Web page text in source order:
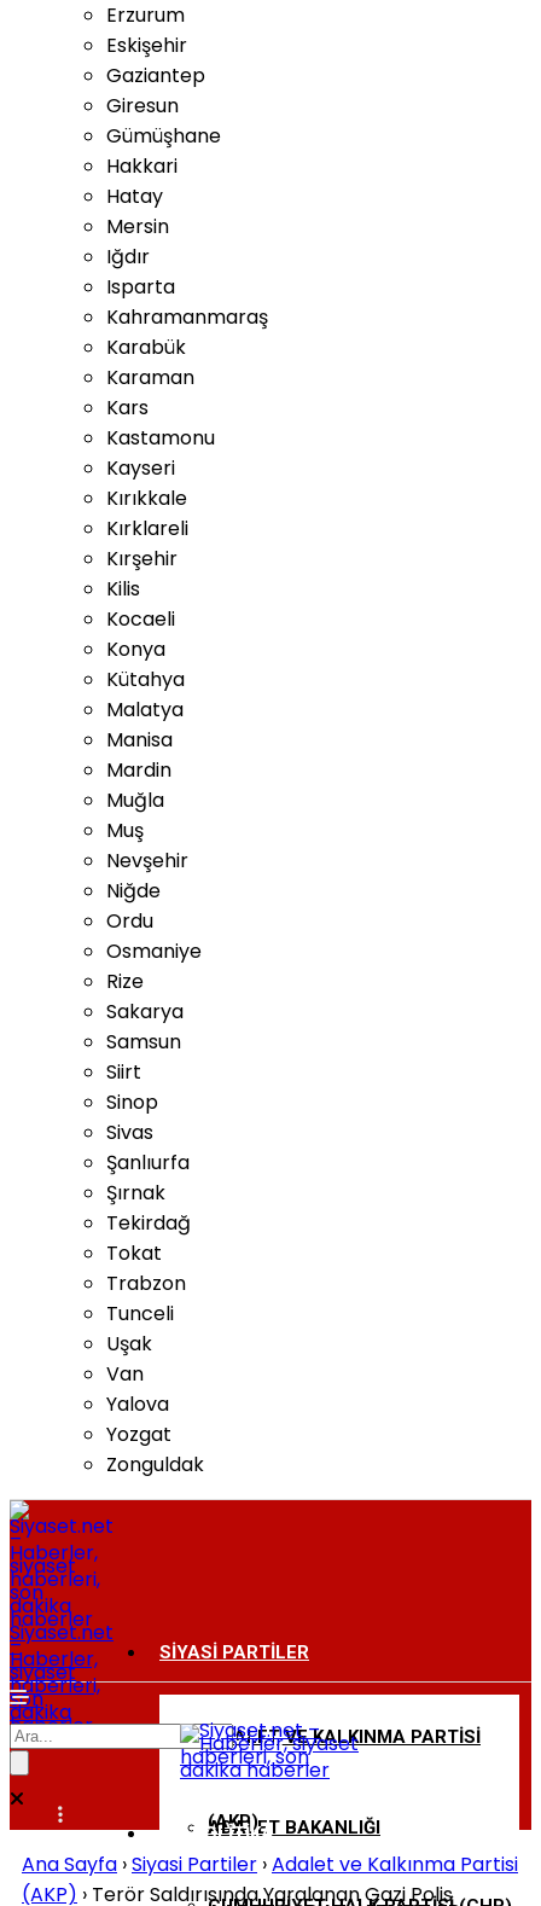
Erzurum
Eskişehir
Gaziantep
Giresun
Gümüşhane
Hakkari
Hatay
Mersin
Iğdır
Isparta
Kahramanmaraş
Karabük
Karaman
Kars
Kastamonu
Kayseri
Kırıkkale
Kırklareli
Kırşehir
Kilis
Kocaeli
Konya
Kütahya
Malatya
Manisa
Mardin
Muğla
Muş
Nevşehir
Niğde
Ordu
Osmaniye
Rize
Sakarya
Samsun
Siirt
Sinop
Sivas
Şanlıurfa
Şırnak
Tekirdağ
Tokat
Trabzon
Tunceli
Uşak
Van
Yalova
Yozgat
Zonguldak
Siyaset.net
–
Haberler,
siyaset
haberleri,
son
dakika
haberler
SIYASI PARTILER
ADALET VE KALKINMA PARTISI
(AKP)
BAKANLIKLAR
ADALET BAKANLIĞI
DIŞ POLITIKA
Ana Sayfa ›Siyasi Partiler ›Adalet ve Kalkınma Partisi
(AKP) › Terör Saldırısında Yaralanan Gazi Polis